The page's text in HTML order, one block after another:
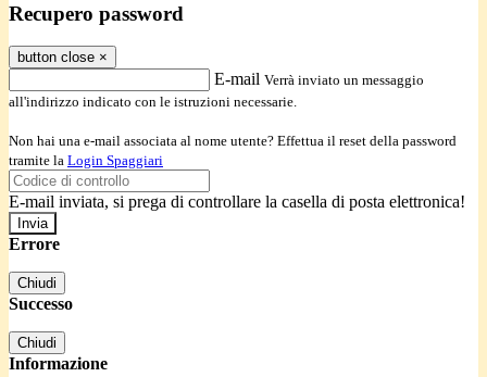
Recupero password
button close ×
E-mail Verrà inviato un messaggio
all'indirizzo indicato con le istruzioni necessarie.
Non hai una e-mail associata al nome utente? Effettua il reset della password
tramite la Login Spaggiari
E-mail inviata, si prega di controllare la casella di posta elettronica!
Errore
Chiudi
Successo
Chiudi
Informazione